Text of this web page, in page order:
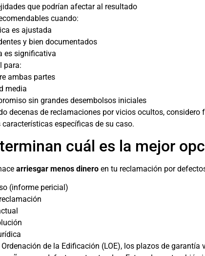
que podrían afectar al resultado
cuando:
es ajustada
y bien documentados
es significativa
para:
ambas partes
media
sin grandes desembolsos iniciales
decenas de reclamaciones por vicios ocultos,
específicas de su caso.
cuál es la mejor
arriesgar menos dinero en tu reclamación por
(informe pericial)
de la Edificación (LOE), los plazos de